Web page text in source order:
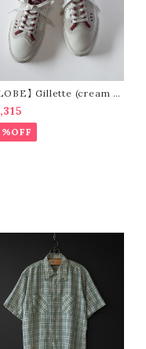
】 Gillette (cream /